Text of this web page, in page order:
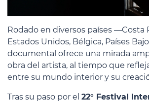
Rodado en diversos países —Costa
Estados Unidos, Bélgica, Países
documental ofrece una mirada
obra del artista, al tiempo que
entre su mundo interior y su
Tras su paso por el 22° Festival